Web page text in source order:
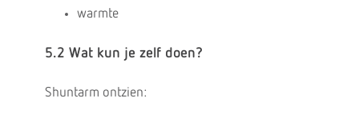
warmte
5.2 Wat kun je zelf doen?
Shuntarm ontzien: